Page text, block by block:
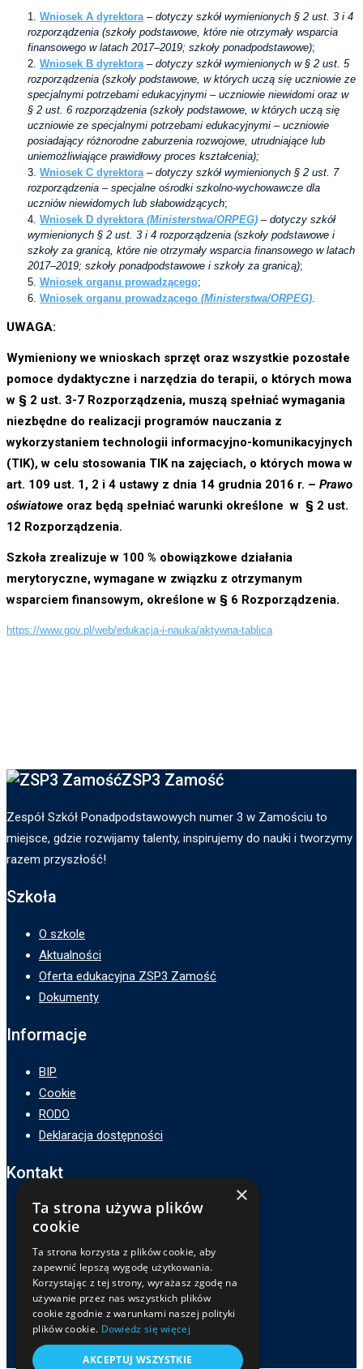
Wniosek A dyrektora – dotyczy szkół wymienionych § 2 ust. 3 i 4
rozporządzenia (szkoły podstawowe, które nie otrzymały wsparcia
finansowego w latach 2017–2019; szkoły ponadpodstawowe);
Wniosek B dyrektora – dotyczy szkół wymienionych w § 2 ust. 5
rozporządzenia (szkoły podstawowe, w których uczą się uczniowie ze
specjalnymi potrzebami edukacyjnymi – uczniowie niewidomi oraz w
§ 2 ust. 6 rozporządzenia (szkoły podstawowe, w których uczą się
uczniowie ze specjalnymi potrzebami edukacyjnymi – uczniowie
posiadający różnorodne zaburzenia rozwojowe, utrudniające lub
uniemożliwiające prawidłowy proces kształcenia);
Wniosek C dyrektora – dotyczy szkół wymienionych § 2 ust. 7
rozporządzenia – specjalne ośrodki szkolno-wychowawcze dla
uczniów niewidomych lub słabowidzących;
Wniosek D dyrektora (Ministerstwa/ORPEG) – dotyczy szkół
wymienionych § 2 ust. 3 i 4 rozporządzenia (szkoły podstawowe i
szkoły za granicą, które nie otrzymały wsparcia finansowego w latach
2017–2019; szkoły ponadpodstawowe i szkoły za granicą);
Wniosek organu prowadzącego;
Wniosek organu prowadzącego (Ministerstwa/ORPEG)
UWAGA:
Wymieniony we wnioskach sprzęt oraz wszystkie pozostałe
pomoce dydaktyczne i narzędzia do terapii, o których mowa
w § 2 ust. 3-7 Rozporządzenia, muszą spełniać wymagania
niezbędne do realizacji programów nauczania z
wykorzystaniem technologii informacyjno-komunikacyjnych
(TIK), w celu stosowania TIK na zajęciach, o których mowa w
art. 109 ust. 1, 2 i 4 ustawy z dnia 14 grudnia 2016 r. – Prawo
oświatowe oraz będą spełniać warunki określone w § 2 ust.
12 Rozporządzenia.
Szkoła zrealizuje w 100 % obowiązkowe działania
merytoryczne, wymagane w związku z otrzymanym
wsparciem finansowym, określone w § 6 Rozporządzenia.
https://www.gov.pl/web/edukacja-i-nauka/aktywna-tablica
ZSP3 Zamość
Zespół Szkół Ponadpodstawowych numer 3 w Zamościu to
miejsce, gdzie rozwijamy talenty, inspirujemy do nauki i tworzymy
razem przyszłość!
Szkoła
O szkole
Aktualności
Oferta edukacyjna ZSP3 Zamość
Dokumenty
Informacje
BIP
Cookie
RODO
Deklaracja dostępności
Kontakt
Adres :
ZSP3 w Zamościu
ul. Hetmana Jana Zamoyskiego 62,
22-400 Zamość
Telefon :
84 639-81-32
E-mail :
sekretariat@zsp3zamosc.pl
×
Ta strona używa plików
cookie
Ta strona korzysta z plików cookie, aby
zapewnić lepszą wygodę użytkowania.
Korzystając z tej strony, wyrażasz zgodę na
używanie przez nas wszystkich plików
cookie zgodnie z warunkami naszej polityki
plików cookie. Dowiedz się więcej
AKCEPTUJ WSZYSTKIE